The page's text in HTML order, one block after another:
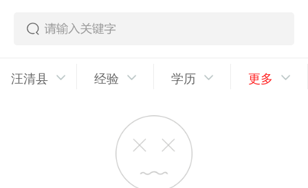
汪清县 经验 学历 更多